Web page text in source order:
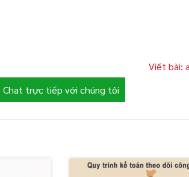
Viết bài:
Chat trực tiếp với chúng tôi